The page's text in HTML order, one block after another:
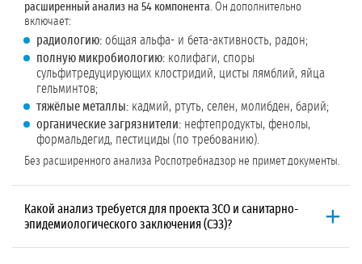
расширенный анализ на 54 компонента. Он дополнительно
включает:
радиологию: общая альфа- и бета-активность, радон;
полную микробиологию: колифаги, споры
сульфитредуцирующих клостридий, цисты лямблий, яйца
гельминтов;
тяжёлые металлы: кадмий, ртуть, селен, молибден, барий;
органические загрязнители: нефтепродукты, фенолы,
формальдегид, пестициды (по требованию).
Без расширенного анализа Роспотребнадзор не примет документы.
Какой анализ требуется для проекта ЗСО и санитарно-
эпидемиологического заключения (СЭЗ)?
Для первого СЭЗ (напроект ЗСО)нуженрасширенный анализ на 54